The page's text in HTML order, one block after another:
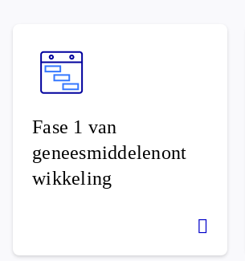
Fase 1 van
geneesmiddelenont
wikkeling